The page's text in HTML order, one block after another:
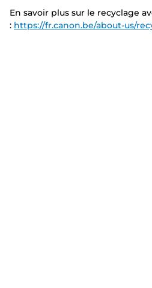
En savoir plus sur le recyclage
: https://fr.canon.be/about-us/